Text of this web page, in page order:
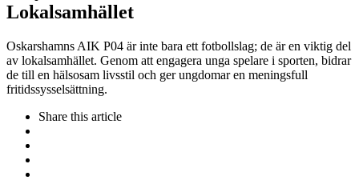
Lokalsamhället
Oskarshamns AIK P04 är inte bara ett fotbollslag; de är en viktig del
av lokalsamhället. Genom att engagera unga spelare i sporten, bidrar
de till en hälsosam livsstil och ger ungdomar en meningsfull
fritidssysselsättning.
Share this article